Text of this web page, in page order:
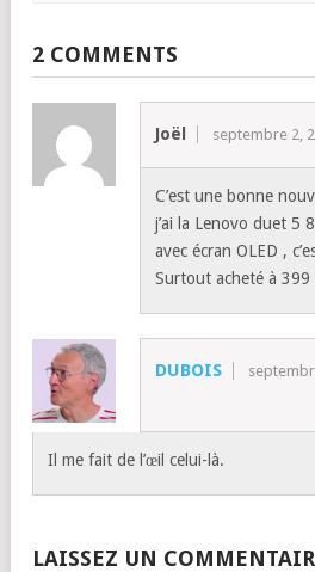
2 COMMENTS
Joël septembre 2,
C’est une bonne
j’ai la Lenovo duet 5
avec écran OLED ,
Surtout acheté à 399
DUBOIS
Il me fait de l’œil celui-là.
LAISSEZ UN